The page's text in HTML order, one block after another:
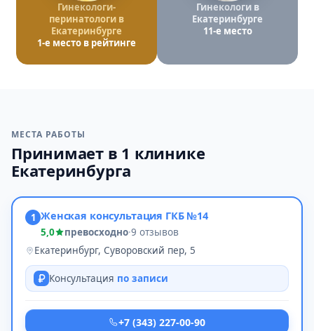
Гинекологи-
перинатологи в
Екатеринбурге
1-е место в рейтинге
Гинекологи в
Екатеринбурге
11-е место
МЕСТА РАБОТЫ
Принимает в 1 клинике
Екатеринбурга
1 Женская консультация ГКБ №14
5,0 превосходно·9 отзывов
Екатеринбург, Суворовский пер, 5
Консультация по записи
+7 (343) 227-00-90